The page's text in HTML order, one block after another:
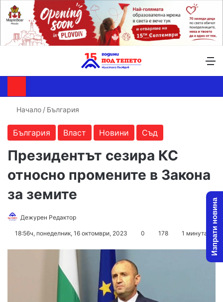
Начало / България
България Власт Новини Съд
Президентът сезира КС
относно промените в Закона
за земите
Дежурен Редактор
18:56ч, понеделник, 16 октомври, 2023 0 178 1 минута Изпрати новина